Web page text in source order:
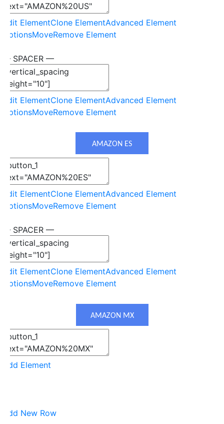
Edit ElementClone ElementAdvanced Element
OptionsMoveRemove Element
— SPACER —
Edit ElementClone ElementAdvanced Element
OptionsMoveRemove Element
AMAZON ES
Edit ElementClone ElementAdvanced Element
OptionsMoveRemove Element
— SPACER —
Edit ElementClone ElementAdvanced Element
OptionsMoveRemove Element
AMAZON MX
Add Element
Add New Row